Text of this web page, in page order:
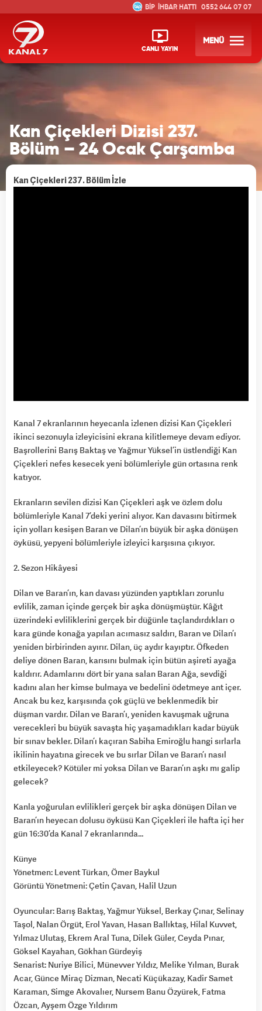
CANLI YAYIN
MENÜ
İHBAR HATTI 0552 644 07 07
Kan Çiçekleri Dizisi 237.
Bölüm – 24 Ocak Çarşamba
Kan Çiçekleri 237. Bölüm İzle
Kanal 7 ekranlarının heyecanla izlenen dizisi Kan Çiçekleri
ikinci sezonuyla izleyicisini ekrana kilitlemeye devam ediyor.
Başrollerini Barış Baktaş ve Yağmur Yüksel’in üstlendiği Kan
Çiçekleri nefes kesecek yeni bölümleriyle gün ortasına renk
katıyor.
Ekranların sevilen dizisi Kan Çiçekleri aşk ve özlem dolu
bölümleriyle Kanal 7’deki yerini alıyor. Kan davasını bitirmek
için yolları kesişen Baran ve Dilan’ın büyük bir aşka dönüşen
öyküsü, yepyeni bölümleriyle izleyici karşısına çıkıyor.
2. Sezon Hikâyesi
Dilan ve Baran’ın, kan davası yüzünden yaptıkları zorunlu
evlilik, zaman içinde gerçek bir aşka dönüşmüştür. Kâğıt
üzerindeki evliliklerini gerçek bir düğünle taçlandırdıkları o
kara günde konağa yapılan acımasız saldırı, Baran ve Dilan’ı
yeniden birbirinden ayırır. Dilan, üç aydır kayıptır. Öfkeden
deliye dönen Baran, karısını bulmak için bütün aşireti ayağa
kaldırır. Adamlarını dört bir yana salan Baran Ağa, sevdiği
kadını alan her kimse bulmaya ve bedelini ödetmeye ant içer.
Ancak bu kez, karşısında çok güçlü ve beklenmedik bir
düşman vardır. Dilan ve Baran’ı, yeniden kavuşmak uğruna
verecekleri bu büyük savaşta hiç yaşamadıkları kadar büyük
bir sınav bekler. Dilan’ı kaçıran Sabiha Emiroğlu hangi sırlarla
ikilinin hayatına girecek ve bu sırlar Dilan ve Baran’ı nasıl
etkileyecek? Kötüler mi yoksa Dilan ve Baran’ın aşkı mı galip
gelecek?
Kanla yoğurulan evlilikleri gerçek bir aşka dönüşen Dilan ve
Baran’ın heyecan dolusu öyküsü Kan Çiçekleri ile hafta içi her
gün 16:30’da Kanal 7 ekranlarında…
Künye
Yönetmen: Levent Türkan, Ömer Baykul
Görüntü Yönetmeni: Çetin Çavan, Halil Uzun
Oyuncular: Barış Baktaş, Yağmur Yüksel, Berkay Çınar, Selinay
Taşol, Nalan Örgüt, Erol Yavan, Hasan Ballıktaş, Hilal Kuvvet,
Yılmaz Ulutaş, Ekrem Aral Tuna, Dilek Güler, Ceyda Pınar,
Göksel Kayahan, Gökhan Gürdeyiş
Senarist: Nuriye Bilici, Münevver Yıldız, Melike Yılman, Burak
Acar, Günce Miraç Dizman, Necati Küçükazay, Kadir Samet
Karaman, Simge Akovalıer, Nursem Banu Özyürek, Fatma
Özcan, Ayşem Özge Yıldırım